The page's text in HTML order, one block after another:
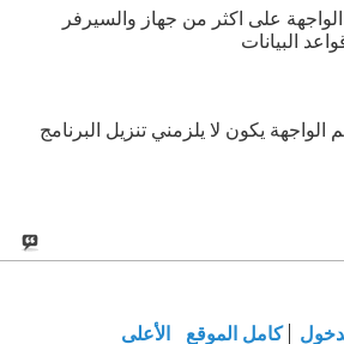
على اكثر من جهاز والسيرفر
البيانات
يكون لا يلزمني تنزيل البرنامج
كامل الموقع الأعلى